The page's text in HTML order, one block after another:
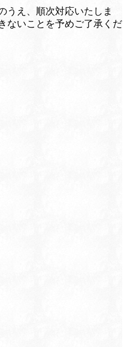
うえ、順次対応いたしま
ないことを予めご了承くだ